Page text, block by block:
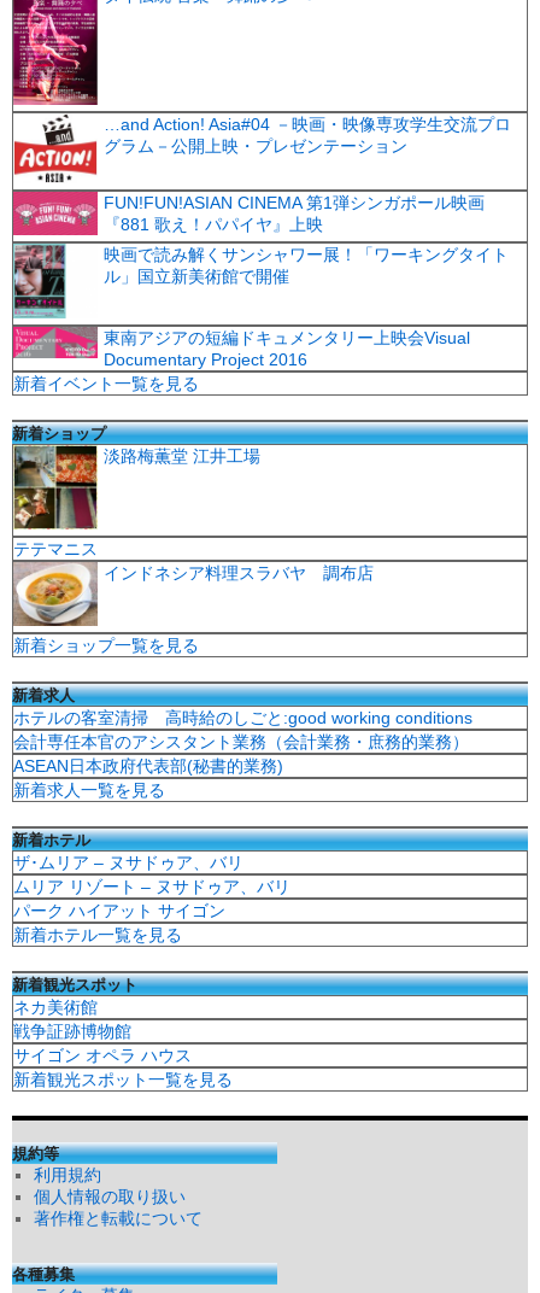
…and Action! Asia#04 －映画・映像専攻学生交流プロ
グラム－公開上映・プレゼンテーション
FUN!FUN!ASIAN CINEMA 第1弾シンガポール映画
『881 歌え！パパイヤ』上映
映画で読み解くサンシャワー展！「ワーキングタイト
ル」国立新美術館で開催
東南アジアの短編ドキュメンタリー上映会Visual
Documentary Project 2016
新着イベント一覧を見る
新着ショップ
淡路梅薫堂 江井工場
テテマニス
インドネシア料理スラバヤ 調布店
新着ショップ一覧を見る
新着求人
ホテルの客室清掃 高時給のしごと:good working conditions
会計専任本官のアシスタント業務（会計業務・庶務的業務）
ASEAN日本政府代表部(秘書的業務)
新着求人一覧を見る
新着ホテル
ザ･ムリア – ヌサドゥア、バリ
ムリア リゾート – ヌサドゥア、バリ
パーク ハイアット サイゴン
新着ホテル一覧を見る
新着観光スポット
ネカ美術館
戦争証跡博物館
サイゴン オペラ ハウス
新着観光スポット一覧を見る
規約等
利用規約
個人情報の取り扱い
著作権と転載について
各種募集